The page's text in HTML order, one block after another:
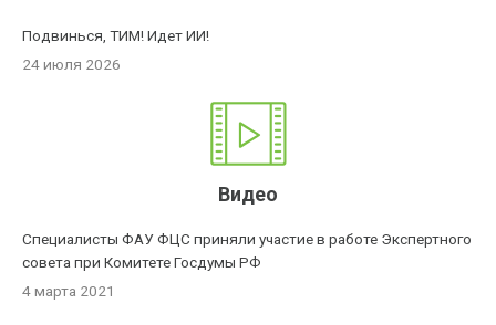
Подвинься, ТИМ! Идет ИИ!
24 июля 2026
Видео
Специалисты ФАУ ФЦС приняли участие в работе Экспертного
совета при Комитете Госдумы РФ
4 марта 2021